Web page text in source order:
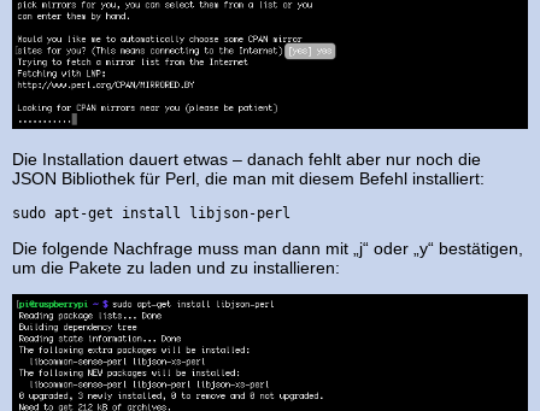
Die Installation dauert etwas – danach fehlt aber nur noch die
JSON Bibliothek für Perl, die man mit diesem Befehl installiert:
sudo apt-get install libjson-perl
Die folgende Nachfrage muss man dann mit „j“ oder „y“ bestätigen,
um die Pakete zu laden und zu installieren: